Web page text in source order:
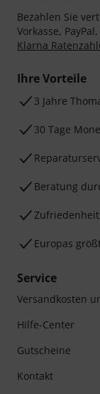
Bezahlen Sie
Vorkasse,
Klarna
Ihre Vorteile
3 Jahre
30 Tage
Beratung
Europas
Service
Versandkosten
Hilfe-Center
Gutscheine
Kontakt